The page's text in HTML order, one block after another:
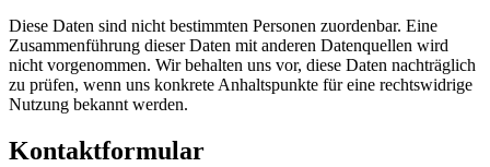
Diese Daten sind nicht bestimmten Personen zuordenbar. Eine
Zusammenführung dieser Daten mit anderen Datenquellen wird
nicht vorgenommen. Wir behalten uns vor, diese Daten nachträglich
zu prüfen, wenn uns konkrete Anhaltspunkte für eine rechtswidrige
Nutzung bekannt werden.
Kontaktformular